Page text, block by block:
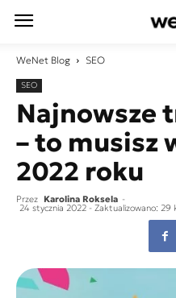
WeNet Blog SEO
SEO
Najnowsze
– to musisz
2022 roku
Przez Karolina Roksela -
24 stycznia 2022 - Zaktualizowano: 29